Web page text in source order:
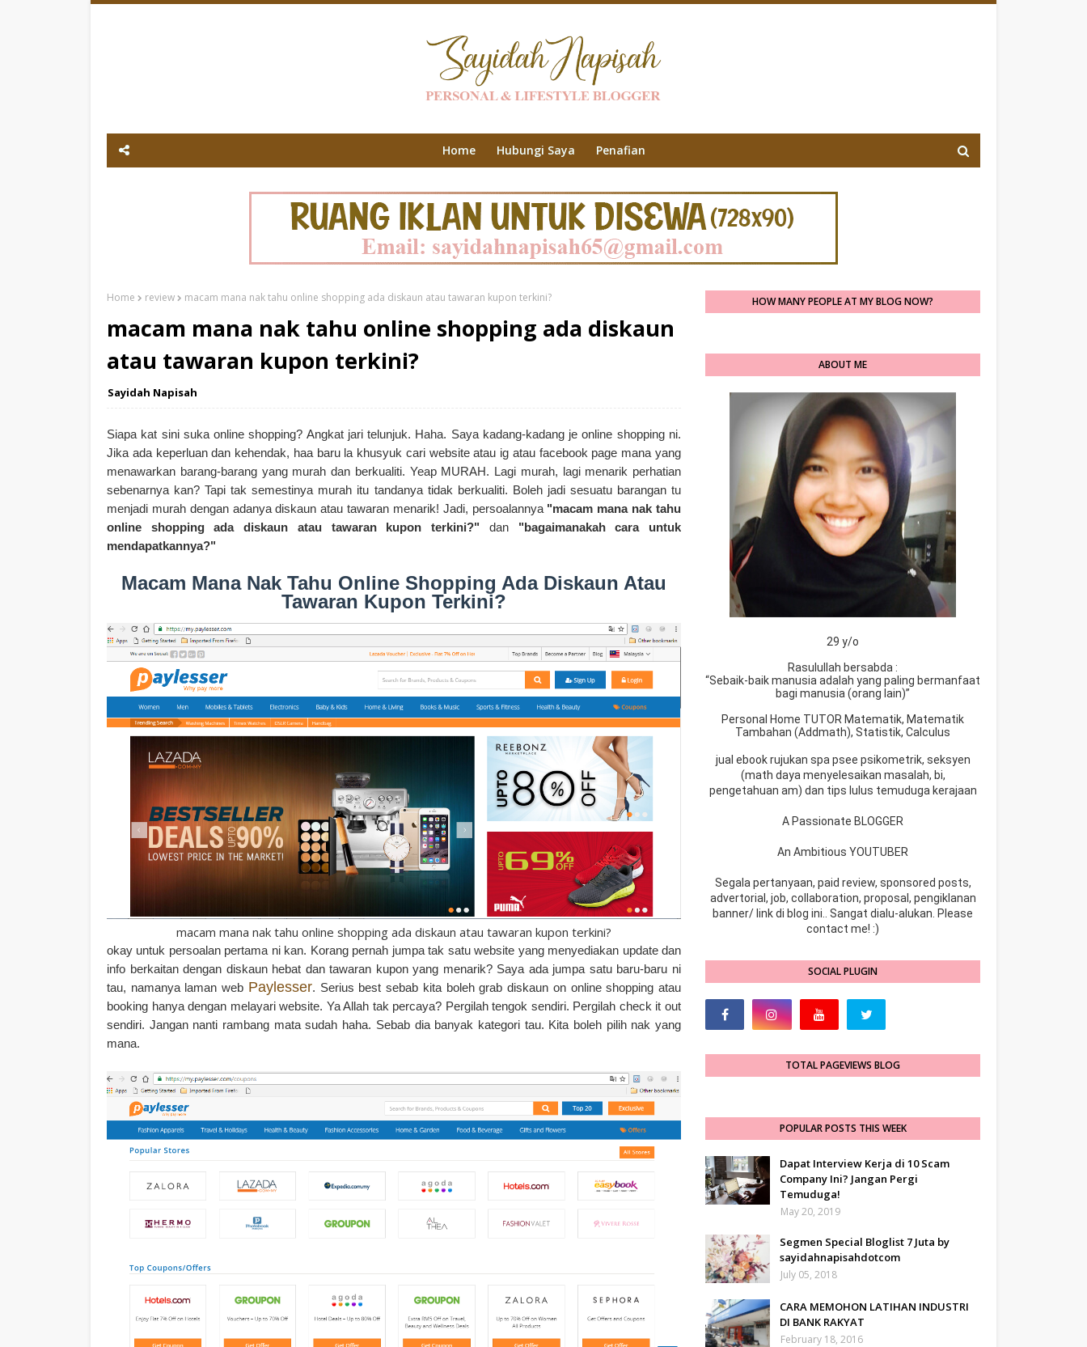
Home Hubungi Saya Penafian
Home review macam mana nak tahu online shopping ada diskaun atau tawaran kupon terkini?
macam mana nak tahu online shopping ada diskaun
atau tawaran kupon terkini?
Sayidah Napisah
Siapa kat sini suka online shopping? Angkat jari telunjuk. Haha. Saya kadang-kadang je online shopping ni.
Jika ada keperluan dan kehendak, haa baru la khusyuk cari website atau ig atau facebook page mana yang
menawarkan barang-barang yang murah dan berkualiti. Yeap MURAH. Lagi murah, lagi menarik perhatian
sebenarnya kan? Tapi tak semestinya murah itu tandanya tidak berkualiti. Boleh jadi sesuatu barangan tu
menjadi murah dengan adanya diskaun atau tawaran menarik! Jadi, persoalannya "macam mana nak tahu
online shopping ada diskaun atau tawaran kupon terkini?" dan "bagaimanakah cara untuk
mendapatkannya?"
Macam Mana Nak Tahu Online Shopping Ada Diskaun Atau
Tawaran Kupon Terkini?
macam mana nak tahu online shopping ada diskaun atau tawaran kupon terkini?
okay untuk persoalan pertama ni kan. Korang pernah jumpa tak satu website yang menyediakan update dan
info berkaitan dengan diskaun hebat dan tawaran kupon yang menarik? Saya ada jumpa satu baru-baru ni
tau, namanya laman web Paylesser. Serius best sebab kita boleh grab diskaun on online shopping atau
booking hanya dengan melayari website. Ya Allah tak percaya? Pergilah tengok sendiri. Pergilah check it out
sendiri. Jangan nanti rambang mata sudah haha. Sebab dia banyak kategori tau. Kita boleh pilih nak yang
mana.
HOW MANY PEOPLE AT MY BLOG NOW?
ABOUT ME
29 y/o
Rasulullah bersabda :
“Sebaik-baik manusia adalah yang paling bermanfaat
bagi manusia (orang lain)”
Personal Home TUTOR Matematik, Matematik
Tambahan (Addmath), Statistik, Calculus
jual ebook rujukan spa psee psikometrik, seksyen
(math daya menyelesaikan masalah, bi,
pengetahuan am) dan tips lulus temuduga kerajaan
A Passionate BLOGGER
An Ambitious YOUTUBER
Segala pertanyaan, paid review, sponsored posts,
advertorial, job, collaboration, proposal, pengiklanan
banner/ link di blog ini.. Sangat dialu-alukan. Please
contact me! :)
SOCIAL PLUGIN
TOTAL PAGEVIEWS BLOG
POPULAR POSTS THIS WEEK
Dapat Interview Kerja di 10 Scam
Company Ini? Jangan Pergi
Temuduga!
May 20, 2019
Segmen Special Bloglist 7 Juta by
sayidahnapisahdotcom
July 05, 2018
CARA MEMOHON LATIHAN INDUSTRI
DI BANK RAKYAT
February 18, 2016